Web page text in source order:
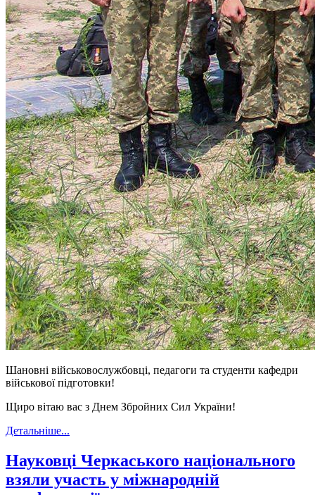
Шановні військовослужбовці, педагоги та студенти кафедри
військової підготовки!
Щиро вітаю вас з Днем Збройних Сил України!
Детальніше...
Науковці Черкаського національного
взяли участь у міжнародній